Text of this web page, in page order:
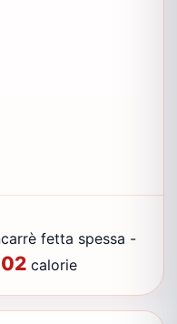
fetta spessa -
calorie